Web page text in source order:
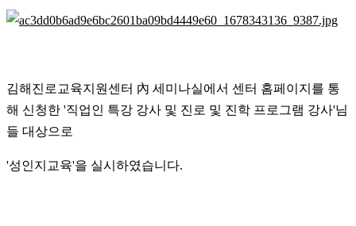
김해진로교육지원센터 內 세미나실에서 센터 홈페이지를 통
해 신청한 '직업인 특강 강사 및 진로 및 진학 프로그램 강사'님
들 대상으로
'성인지교육'을 실시하였습니다.